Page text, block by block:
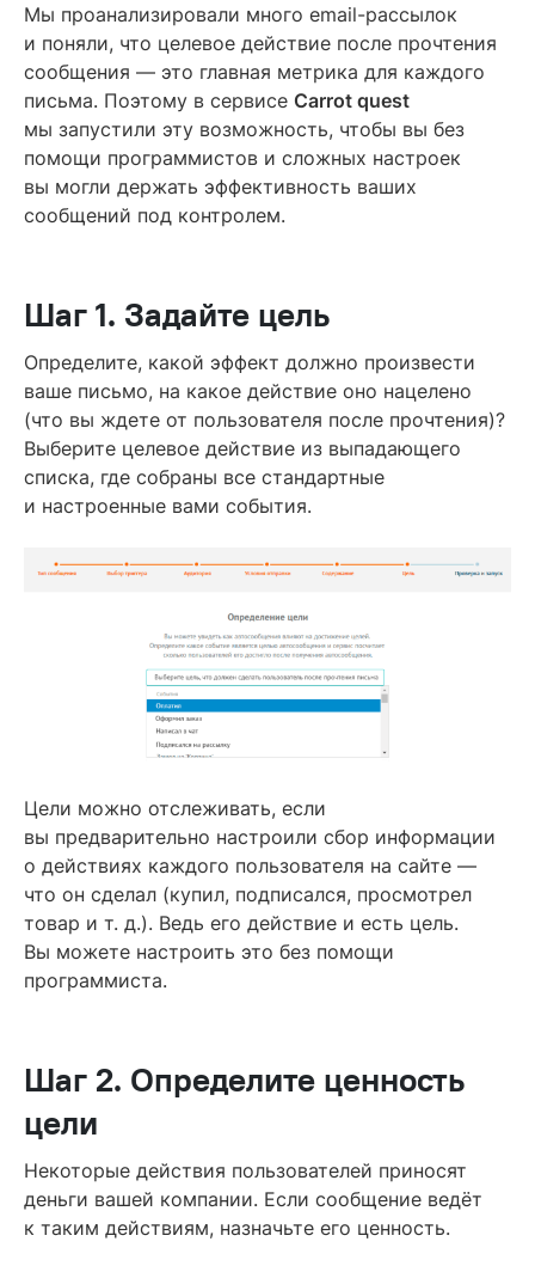
Мы проанализировали много email-рассылок
и поняли, что целевое действие после прочтения
сообщения — это главная метрика для каждого
письма. Поэтому в сервисе Carrot quest
мы запустили эту возможность, чтобы вы без
помощи программистов и сложных настроек
вы могли держать эффективность ваших
сообщений под контролем.
Шаг 1. Задайте цель
Определите, какой эффект должно произвести
ваше письмо, на какое действие оно нацелено
(что вы ждете от пользователя после прочтения)?
Выберите целевое действие из выпадающего
списка, где собраны все стандартные
и настроенные вами события.
Цели можно отслеживать, если
вы предварительно настроили сбор информации
о действиях каждого пользователя на сайте —
что он сделал (купил, подписался, просмотрел
товар и т. д.). Ведь его действие и есть цель.
Вы можете настроить это без помощи
программиста.
Шаг 2. Определите ценность
цели
Некоторые действия пользователей приносят
деньги вашей компании. Если сообщение ведёт
к таким действиям, назначьте его ценность.